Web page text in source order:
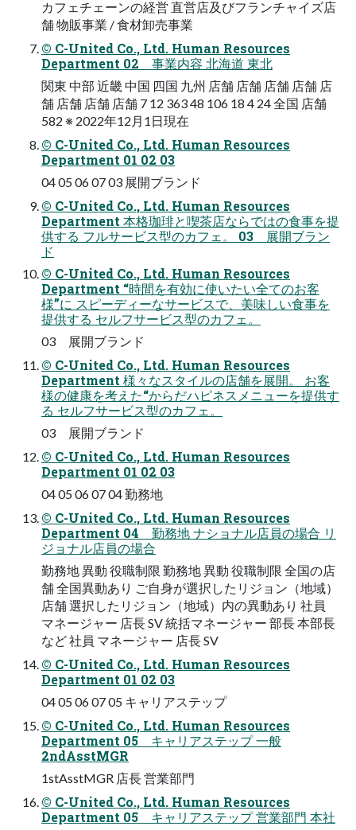
カフェチェーンの経営 直営店及びフランチャイズ店
舗 物販事業 / 食材卸売事業
© C-United Co., Ltd. Human Resources
Department 02 事業内容 北海道 東北
関東 中部 近畿 中国 四国 九州 店舗 店舗 店舗 店舗 店
舗 店舗 店舗 店舗 7 12 363 48 106 18 4 24 全国 店舗
582 ※ 2022年12月1日現在
© C-United Co., Ltd. Human Resources
Department 01 02 03
04 05 06 07 03 展開ブランド
© C-United Co., Ltd. Human Resources
Department 本格珈琲と喫茶店ならではの食事を提
供する フルサービス型のカフェ。 03 展開ブラン
ド
© C-United Co., Ltd. Human Resources
Department “時間を有効に使いたい全てのお客
様”に スピーディーなサービスで、美味しい食事を
提供する セルフサービス型のカフェ。
03 展開ブランド
© C-United Co., Ltd. Human Resources
Department 様々なスタイルの店舗を展開。 お客
様の健康を考えた“からだハピネスメニューを提供す
る セルフサービス型のカフェ。
03 展開ブランド
© C-United Co., Ltd. Human Resources
Department 01 02 03
04 05 06 07 04 勤務地
© C-United Co., Ltd. Human Resources
Department 04 勤務地 ナショナル店員の場合 リ
ジョナル店員の場合
勤務地 異動 役職制限 勤務地 異動 役職制限 全国の店
舗 全国異動あり ご自身が選択したリジョン（地域）
店舗 選択したリジョン（地域）内の異動あり 社員
マネージャー 店長 SV 統括マネージャー 部長 本部長
など 社員 マネージャー 店長 SV
© C-United Co., Ltd. Human Resources
Department 01 02 03
04 05 06 07 05 キャリアステップ
© C-United Co., Ltd. Human Resources
Department 05 キャリアステップ 一般
2ndAsstMGR
1stAsstMGR 店長 営業部門
© C-United Co., Ltd. Human Resources
Department 05 キャリアステップ 営業部門 本社